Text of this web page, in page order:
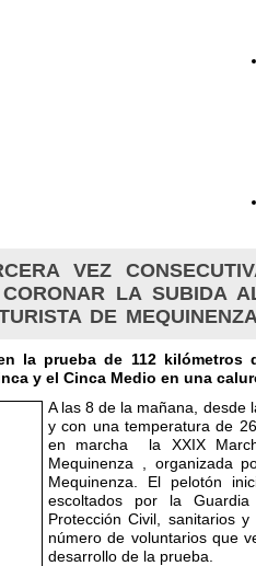
VEZ
LA SUBIDA
DE MEQUINENZA
la prueba de 112 kilómetros
y el Cinca Medio en una
A las 8 de la mañana, desde
y con una temperatura de
en marcha la XXIX
Mequinenza , organizada
Mequinenza. El pelotón
escoltados por la
Protección Civil, sanitarios
número de voluntarios que
desarrollo de la prueba.